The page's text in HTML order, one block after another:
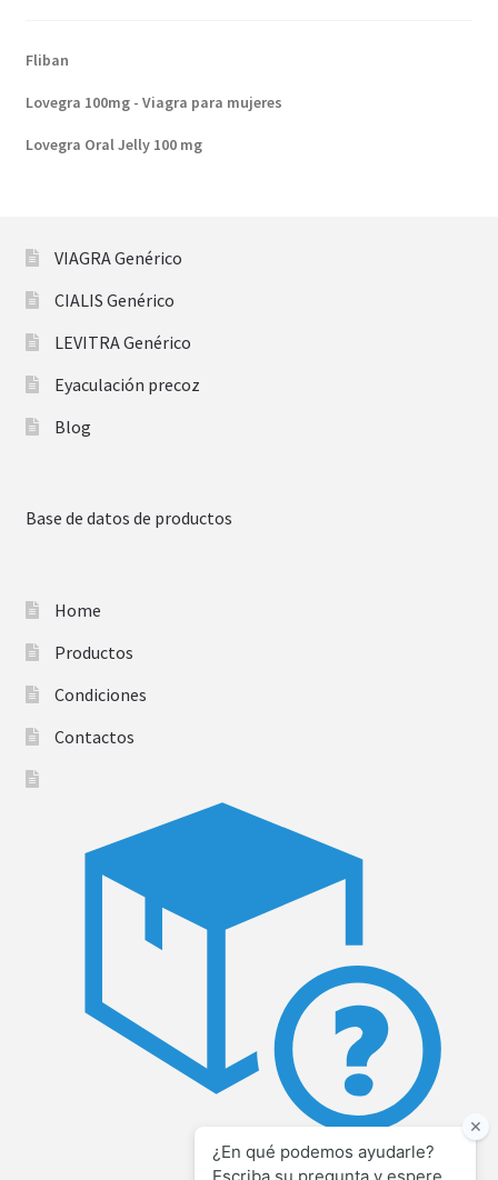
Fliban
Lovegra 100mg - Viagra para mujeres
Lovegra Oral Jelly 100 mg
VIAGRA Genérico
CIALIS Genérico
LEVITRA Genérico
Eyaculación precoz
Blog
Base de datos de productos
Home
Productos
Condiciones
Contactos